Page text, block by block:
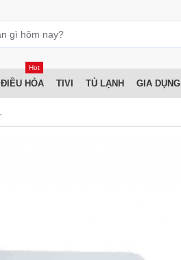
ĐIỀU HÒA
Hot
TIVI TỦ LẠNH GIA DỤNG